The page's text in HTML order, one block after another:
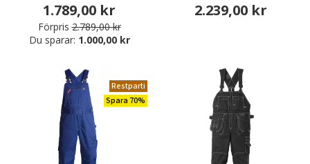
1.789,00 kr
Förpris 2.789,00 kr
Du sparar: 1.000,00 kr
2.239,00 kr
Restparti
Spara 70%